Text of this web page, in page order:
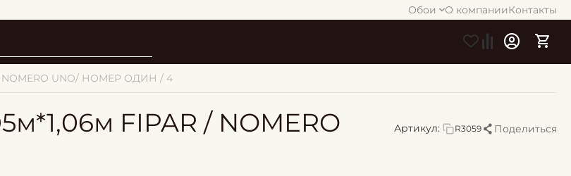
Обои О компанииКонтакты
NOMERO UNO/ НОМЕР ОДИН / 4
FIPAR / NOMERO
Артикул: R3059 Поделиться